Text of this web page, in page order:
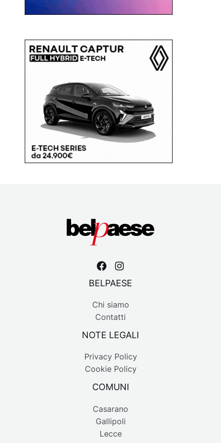
BELPAESE
Chi siamo
Contatti
NOTE LEGALI
Privacy Policy
Cookie Policy
COMUNI
Casarano
Gallipoli
Lecce